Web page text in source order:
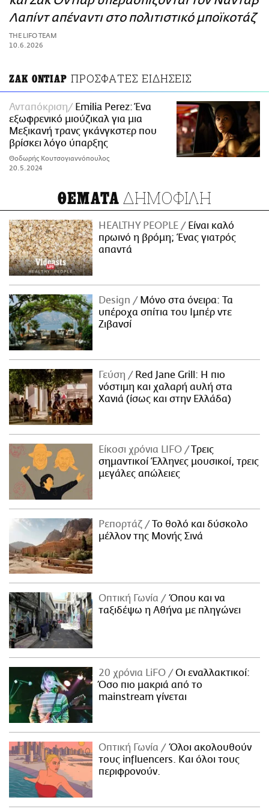
ΑΜΠΑ
PRINT
Λαπίντ απέναντι στο πολιτιστικό μποϊκοτάζ
THE LIFO TEAM
10.6.2026
ΖΑΚ ΟΝΤΙΑΡ ΠΡΟΣΦΑΤΕΣ ΕΙΔΗΣΕΙΣ
Ανταπόκριση
Emilia Perez: Ένα
εξωφρενικό μιούζικαλ για μια
Μεξικανή τρανς γκάνγκστερ που
βρίσκει λόγο ύπαρξης
Θοδωρής Κουτσογιαννόπουλος
20.5.2024
ΘΕΜΑΤΑ ΔΗΜΟΦΙΛΗ
HEALTHY PEOPLE
Είναι καλό
πρωινό η βρόμη; Ένας γιατρός
απαντά
Design
Μόνο στα όνειρα: Τα
υπέροχα σπίτια του Ιμπέρ ντε
Ζιβανσί
Γεύση
Red Jane Grill: Η πιο
νόστιμη και χαλαρή αυλή στα
Χανιά (ίσως και στην Ελλάδα)
Είκοσι χρόνια LIFO
Tρεις
σημαντικοί Έλληνες μουσικοί, τρεις
μεγάλες απώλειες
Ρεπορτάζ
Το θολό και δύσκολο
μέλλον της Μονής Σινά
Οπτική Γωνία
Όπου και να
ταξιδέψω η Αθήνα με πληγώνει
20 χρόνια LiFO
Οι εναλλακτικοί:
Όσο πιο μακριά από το
mainstream γίνεται
Οπτική Γωνία
Όλοι ακολουθούν
τους influencers. Και όλοι τους
περιφρονούν.